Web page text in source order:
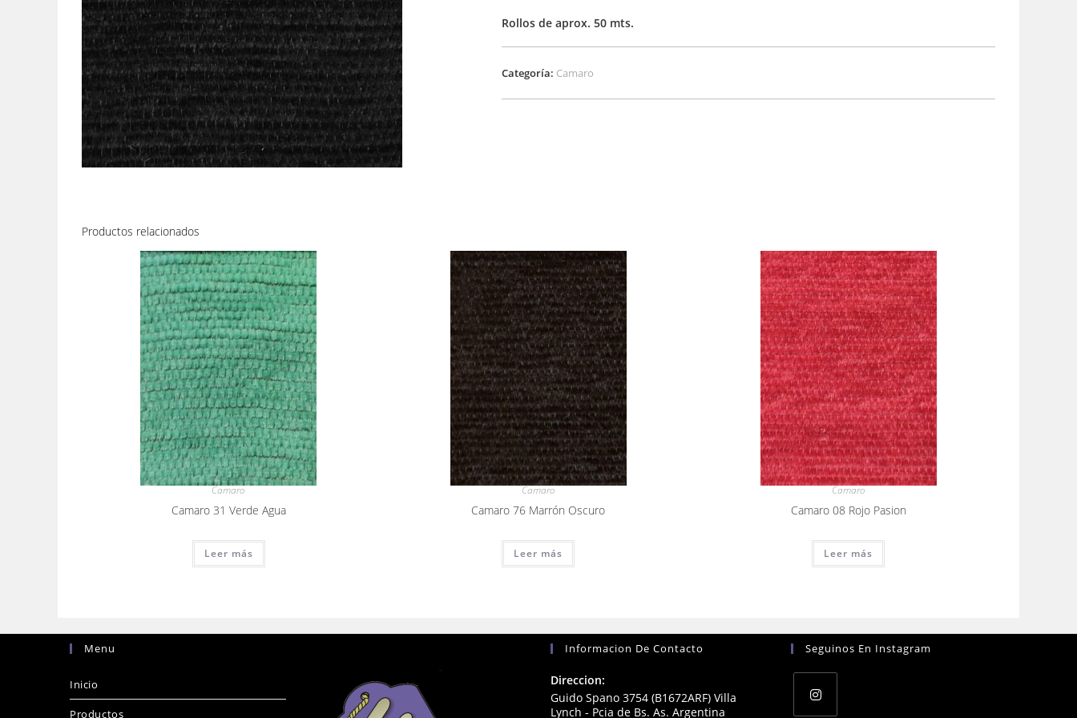
Rollos de aprox. 50 mts.
Categoría: Camaro
Productos relacionados
Camaro
Camaro 31 Verde Agua
Leer más
Camaro
Camaro 76 Marrón Oscuro
Leer más
Camaro
Camaro 08 Rojo Pasion
Leer más
Menu
Inicio
Productos
Informacion De Contacto
Direccion:
Guido Spano 3754 (B1672ARF) Villa
Lynch - Pcia de Bs. As. Argentina
Seguinos En Instagram